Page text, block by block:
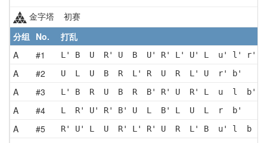
金字塔 初赛
分组 No.
打乱
A
#1 L' B  U  R' U  B  U' R' L' U' L  u' l' r'
A #2 U  L  U  B  R  L' R  U  R  L' U  r' b'
A #3 L' B  R  U  B  R  B' R' U  R' L  u  l  b'
A #4 L  R' U' R' B' U  L  B' L  U  L  r  b'
A #5 R' U' L  U  R' L' R' U  R  L' B  u' l  b